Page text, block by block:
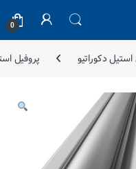
0
دکوراتیو پروفیل